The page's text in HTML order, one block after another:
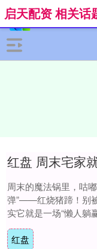
启天配资 相关话
周末的魔法锅里，咕
弹”——红烧猪蹄！别
实它就是一场“懒人躺
10分钟“咔咔”剁块+焯
红盘